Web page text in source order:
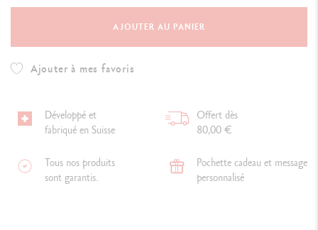
AJOUTER AU PANIER
Ajouter à mes favoris
Développé et
fabriqué en Suisse
Offert dès
80,00 €
Tous nos produits
sont garantis.
Pochette cadeau et message
personnalisé